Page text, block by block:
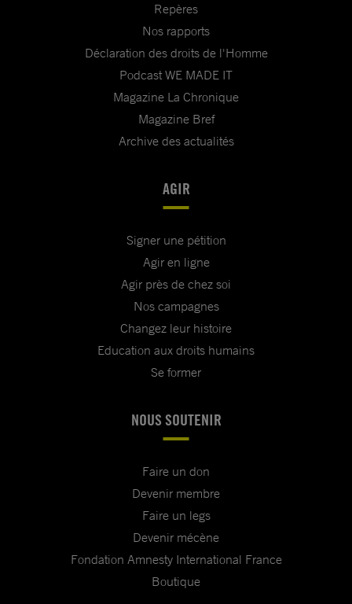
Repères
Nos rapports
Déclaration des droits de l'Homme
Podcast WE MADE IT
Magazine La Chronique
Magazine Bref
Archive des actualités
AGIR
Signer une pétition
Agir en ligne
Agir près de chez soi
Nos campagnes
Changez leur histoire
Education aux droits humains
Se former
NOUS SOUTENIR
Faire un don
Devenir membre
Faire un legs
Devenir mécène
Fondation Amnesty International France
Boutique